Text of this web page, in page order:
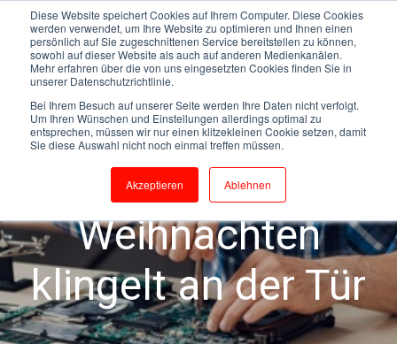
Diese Website speichert Cookies auf Ihrem Computer. Diese Cookies
werden verwendet, um Ihre Website zu optimieren und Ihnen einen
persönlich auf Sie zugeschnittenen Service bereitstellen zu können,
sowohl auf dieser Website als auch auf anderen Medienkanälen.
Mehr erfahren über die von uns eingesetzten Cookies finden Sie in
unserer Datenschutzrichtlinie.
Bei Ihrem Besuch auf unserer Seite werden Ihre Daten nicht verfolgt.
Um Ihren Wünschen und Einstellungen allerdings optimal zu
entsprechen, müssen wir nur einen klitzekleinen Cookie setzen, damit
Sie diese Auswahl nicht noch einmal treffen müssen.
Akzeptieren Ablehnen
Weihnachten Hektik
Dezember
Stress
IT-Infrastruktur
Weihnachten
klingelt an der Tür